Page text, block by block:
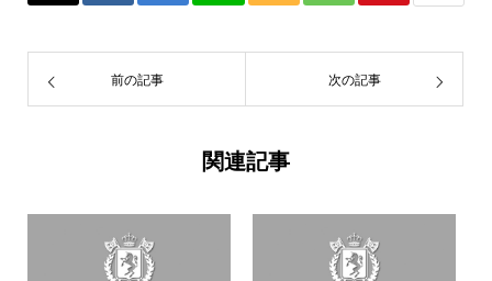
前の記事 次の記事
関連記事